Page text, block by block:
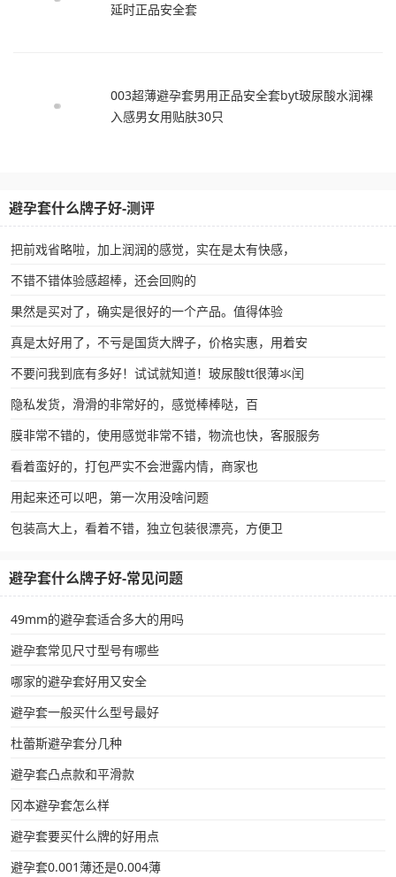
延时正品安全套
003超薄避孕套男用正品安全套byt玻尿酸水润裸
入感男女用贴肤30只
避孕套什么牌子好-测评
把前戏省略啦，加上润润的感觉，实在是太有快感，
不错不错体验感超棒，还会回购的
果然是买对了，确实是很好的一个产品。值得体验
真是太好用了，不亏是国货大牌子，价格实惠，用着安
不要问我到底有多好！试试就知道！玻尿酸tt很薄氺闰
隐私发货，滑滑的非常好的，感觉棒棒哒，百
膜非常不错的，使用感觉非常不错，物流也快，客服服务
看着蛮好的，打包严实不会泄露内情，商家也
用起来还可以吧，第一次用没啥问题
包装高大上，看着不错，独立包装很漂亮，方便卫
避孕套什么牌子好-常见问题
49mm的避孕套适合多大的用吗
避孕套常见尺寸型号有哪些
哪家的避孕套好用又安全
避孕套一般买什么型号最好
杜蕾斯避孕套分几种
避孕套凸点款和平滑款
冈本避孕套怎么样
避孕套要买什么牌的好用点
避孕套0.001薄还是0.004薄